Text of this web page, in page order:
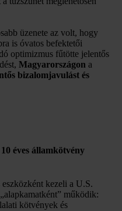
üzenete az volt, hogy
is óvatos befektetői
optimizmus fűtötte jelentős
Magyarországon a
bizalomjavulást és
éves államkötvény
kezeli a U.S.
működik:
kötvények és